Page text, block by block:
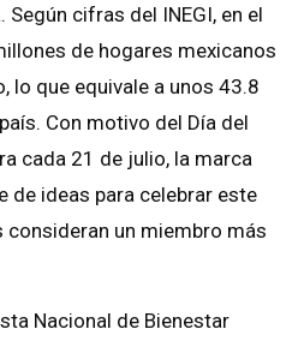
cifras del INEGI, en el
de hogares mexicanos
lo que equivale a unos 43.8
Con motivo del Día del
cada 21 de julio, la marca
de ideas para celebrar este
consideran un miembro más
Nacional de Bienestar